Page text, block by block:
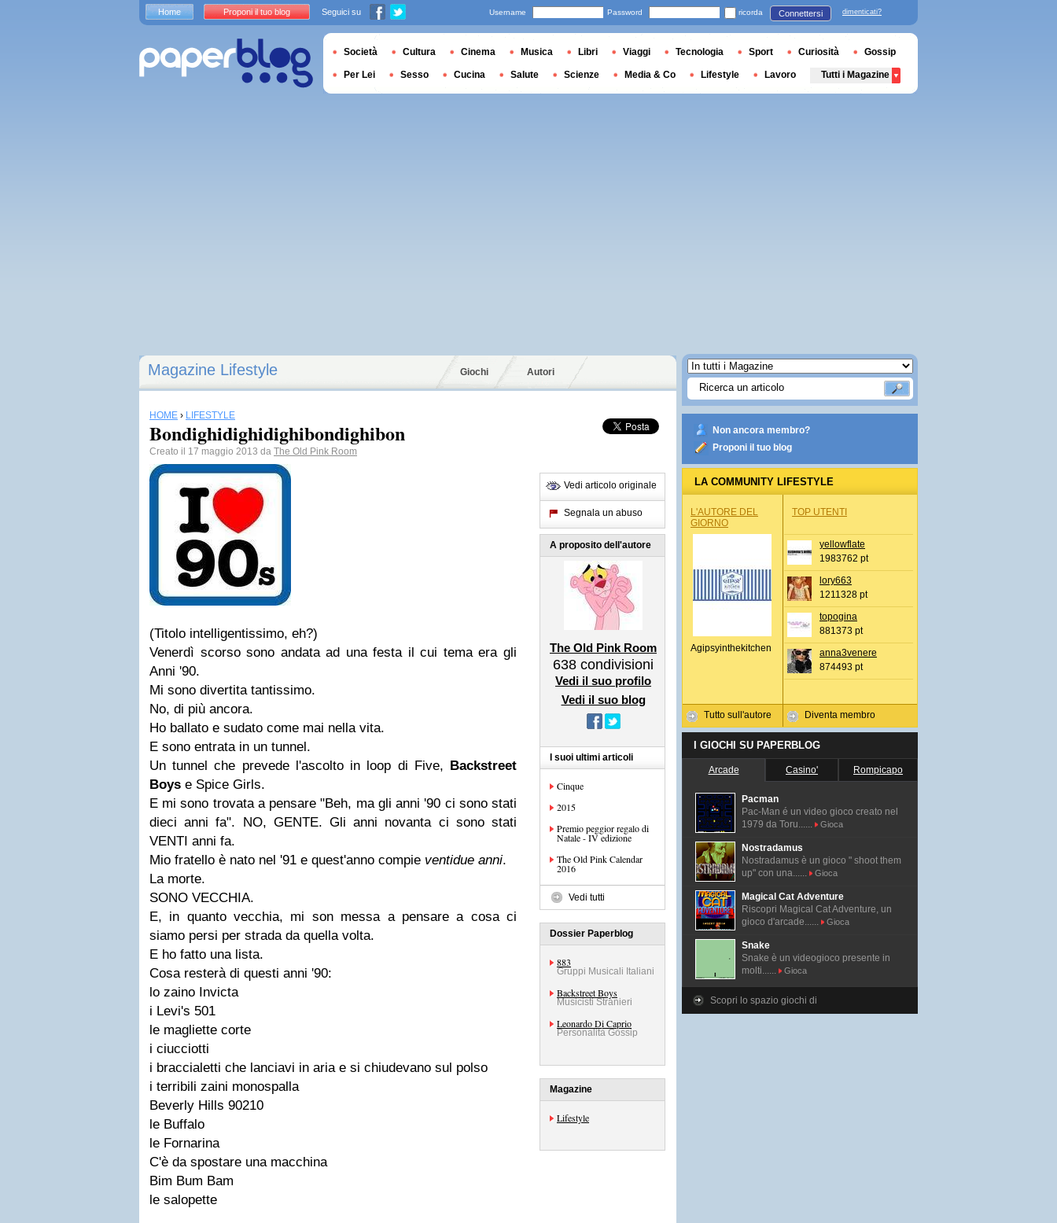
Magazine Lifestyle Giochi Autori
HOME › LIFESTYLE
Bondighidighidighibondighibon
Creato il 17 maggio 2013 da The Old Pink Room
(Titolo intelligentissimo, eh?)
Venerdì scorso sono andata ad una festa il cui tema era gli
Anni '90.
Mi sono divertita tantissimo.
No, di più ancora.
Ho ballato e sudato come mai nella vita.
E sono entrata in un tunnel.
Un tunnel che prevede l'ascolto in loop di Five, Backstreet
Boys e Spice Girls.
E mi sono trovata a pensare "Beh, ma gli anni '90 ci sono stati
dieci anni fa". NO, GENTE. Gli anni novanta ci sono stati
VENTI anni fa.
Mio fratello è nato nel '91 e quest'anno compie ventidue anni.
La morte.
SONO VECCHIA.
E, in quanto vecchia, mi son messa a pensare a cosa ci
siamo persi per strada da quella volta.
E ho fatto una lista.
Cosa resterà di questi anni '90:
lo zaino Invicta
i Levi's 501
le magliette corte
i ciucciotti
i braccialetti che lanciavi in aria e si chiudevano sul polso
i terribili zaini monospalla
Beverly Hills 90210
le Buffalo
le Fornarina
C'è da spostare una macchina
Bim Bum Bam
le salopette
Vedi articolo originale
Segnala un abuso
A proposito dell'autore
The Old Pink Room
638 condivisioni
Vedi il suo profilo
Vedi il suo blog
I suoi ultimi articoli
Cinque
2015
Premio peggior regalo di
Natale - IV edizione
The Old Pink Calendar
2016
Vedi tutti
Dossier Paperblog
883
Gruppi Musicali Italiani
Backstreet Boys
Musicisti Stranieri
Leonardo Di Caprio
Personalità Gossip
Magazine
Lifestyle
Non ancora membro?
Proponi il tuo blog
LA COMMUNITY LIFESTYLE
L'AUTORE DEL
GIORNO
Agipsyinthekitchen
Tutto sull'autore
TOP UTENTI
yellowflate
1983762 pt
lory663
1211328 pt
topogina
881373 pt
anna3venere
874493 pt
Diventa membro
I GIOCHI SU PAPERBLOG
Arcade Casino' Rompicapo
Pacman
Pac-Man é un video gioco creato nel
1979 da Toru......
Gioca
Nostradamus
Nostradamus è un gioco " shoot them
up" con una......
Gioca
Magical Cat Adventure
Riscopri Magical Cat Adventure, un
gioco d'arcade......
Gioca
Snake
Snake è un videogioco presente in
molti......
Gioca
Scopri lo spazio giochi di
Home Proponi il tuo blog Seguici su Username Password ricorda Connettersi dimenticati?
Società Cultura Cinema Musica Libri Viaggi Tecnologia Sport Curiosità Gossip
Per Lei Sesso Cucina Salute Scienze Media & Co Lifestyle Lavoro Tutti i Magazine